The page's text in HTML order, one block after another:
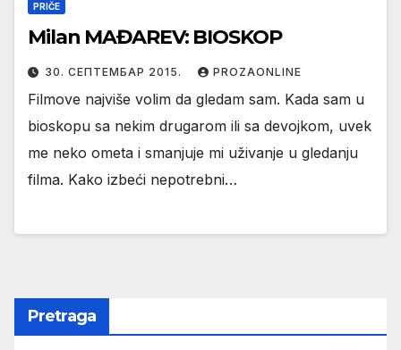
PRIČE
Milan MAĐAREV: BIOSKOP
30. СЕПТЕМБАР 2015. PROZAONLINE
Filmove najviše volim da gledam sam. Kada sam u
bioskopu sa nekim drugarom ili sa devojkom, uvek
me neko ometa i smanjuje mi uživanje u gledanju
filma. Kako izbeći nepotrebni…
Pretraga